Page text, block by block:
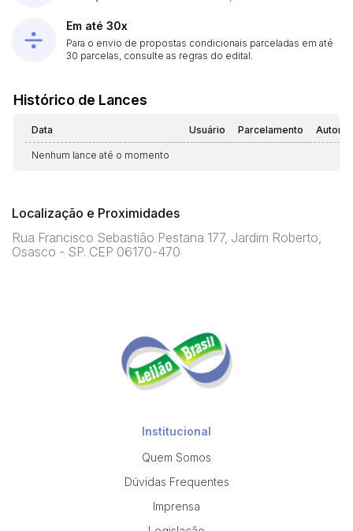
Em até 30x
Para o envio de propostas condicionais parceladas em até
30 parcelas, consulte as regras do edital.
Histórico de Lances
Data Usuário Parcelamento
Nenhum lance até o momento
Localização e Proximidades
Rua Francisco Sebastião Pestana 177, Jardim Roberto,
Osasco - SP. CEP 06170-470
Institucional
Quem Somos
Dúvidas Frequentes
Imprensa